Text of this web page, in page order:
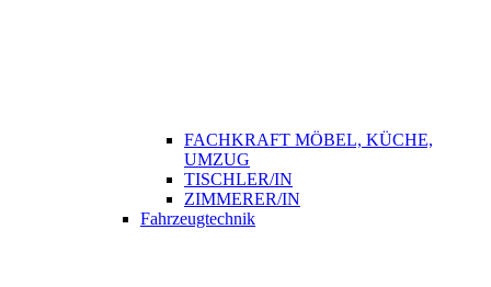
FACHKRAFT MÖBEL, KÜCHE,
UMZUG
TISCHLER/IN
ZIMMERER/IN
Fahrzeugtechnik